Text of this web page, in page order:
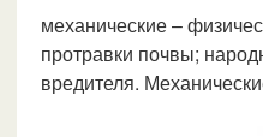
механические –
протравки почвы;
вредителя.